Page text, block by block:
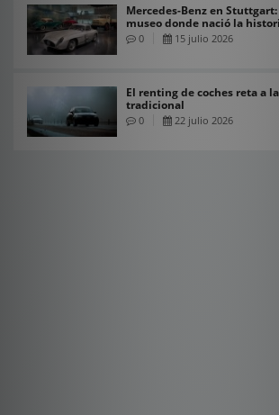
Mercedes-Benz en
museo donde nació la
0 15 julio 2026
El renting de coches reta a
tradicional
0 22 julio 2026